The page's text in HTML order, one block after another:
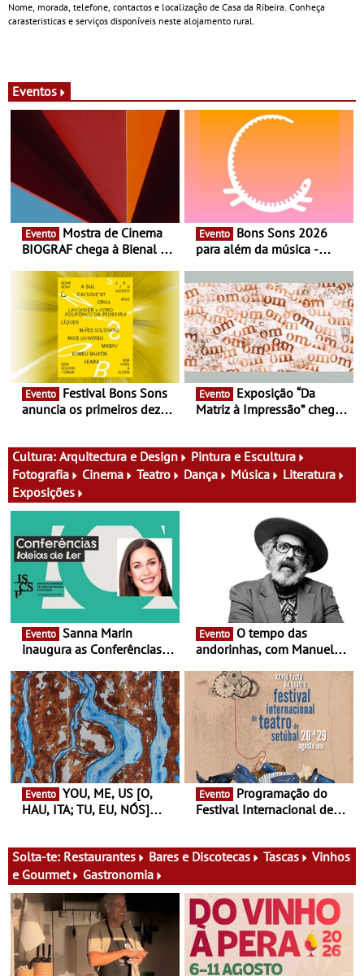
Nome, morada, telefone, contactos e localização de Casa da Ribeira. Conheça
carasteristicas e serviços disponíveis neste alojamento rural.
Eventos
Evento
BIOGRAF chega à Bienal de
Documentário, ensaio
fílmico e práticas artísticas
Evento
para além da música -
percursos, oficinas,
atividades para toda a
família e muito mais
Evento
anuncia os primeiros dez
Evento
Matriz à Impressão” chega
nova exposição do Museu
do Oriente prova-o
Cultura: Arquitectura e Design
Pintura e Escultura
Fotografia
Cinema Teatro Dança Música
Literatura
Exposições
Evento
inaugura as Conferências
Antiga primeira-ministra da
Finlândia é a convidada da
primeira edição do novo
ciclo de debates dedicado
aos grandes temas do
nosso tempo
Evento
andorinhas, com Manuel
Atum - Concerto
performance na MAAT
Gallery a 3 de Setembro,
19:30
Evento
HAU, ITA; TU, EU, NÓS]
13 de Dezembro
Evento
Festival Internacional de
29 de Agosto
Solta-te: Restaurantes Bares e Discotecas Tascas
Vinhos
e Gourmet
Gastronomia